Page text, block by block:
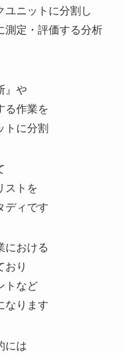
ユニットに分割し
測定・評価する分析
』や
る作業を
トに分割
ストを
ディです
における
おり
トなど
なります
には